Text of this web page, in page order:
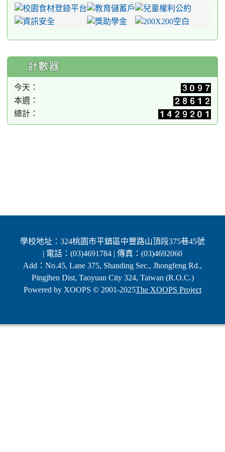
計數器
今天：
本週：
總計：
學校地址：324桃園市平鎮區中豐路山頂段375巷45號
| 電話：(03)4691784 | 傳真：(03)4692060
Add：No.45, Lane 375, Shanding Sec., Jhongfeng Rd.,
Pingjhen Dist, Taoyuan City 324, Taiwan (R.O.C.)
Powered by XOOPS © 2001-2025The XOOPS Project